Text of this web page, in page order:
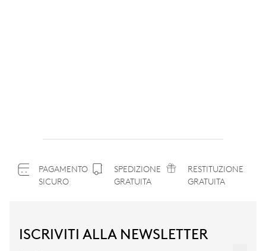
PAGAMENTO
SICURO
SPEDIZIONE
GRATUITA
RESTITUZIONE
GRATUITA
ISCRIVITI ALLA NEWSLETTER